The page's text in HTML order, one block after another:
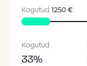
Kogutud 1250 €
Kogutud
33%